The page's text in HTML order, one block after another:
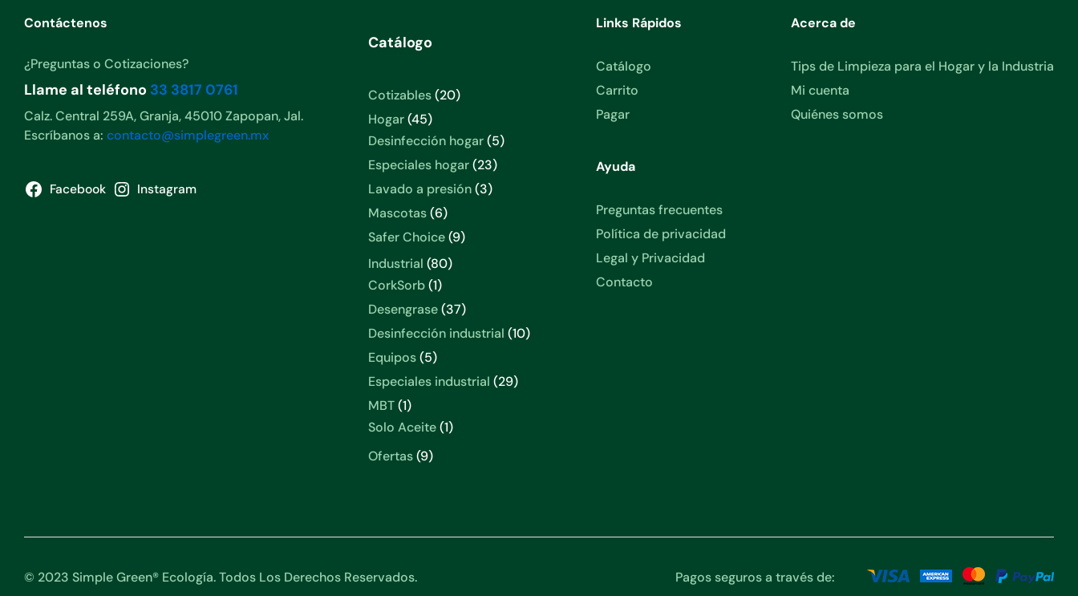
Contáctenos
¿Preguntas o Cotizaciones?
Llame al teléfono 33 3817 0761
Calz. Central 259A, Granja, 45010 Zapopan, Jal.
Escríbanos a: contacto@simplegreen.mx
Facebook Instagram
Catálogo
Cotizables 2020
Hogar 4545
productos
Desinfección hogar 55
Especiales hogar 2323
productos
Lavado a presión 33
Mascotas 66
productos
Safer Choice 99
Industrial 8080
CorkSorb 11
producto
Desengrase 3737
productos
Desinfección industrial 1010
Equipos 55
productos
Especiales industrial 2929
MBT 11
producto
Solo Aceite 11
Ofertas 99
Links Rápidos
Catálogo
Carrito
Pagar
Ayuda
Preguntas frecuentes
Política de privacidad
Legal y Privacidad
Contacto
Acerca de
Tips de Limpieza para el Hogar y la Industria
Mi cuenta
Quiénes somos
© 2023 Simple Green® Ecología. Todos Los Derechos Reservados. Pagos seguros a través de: